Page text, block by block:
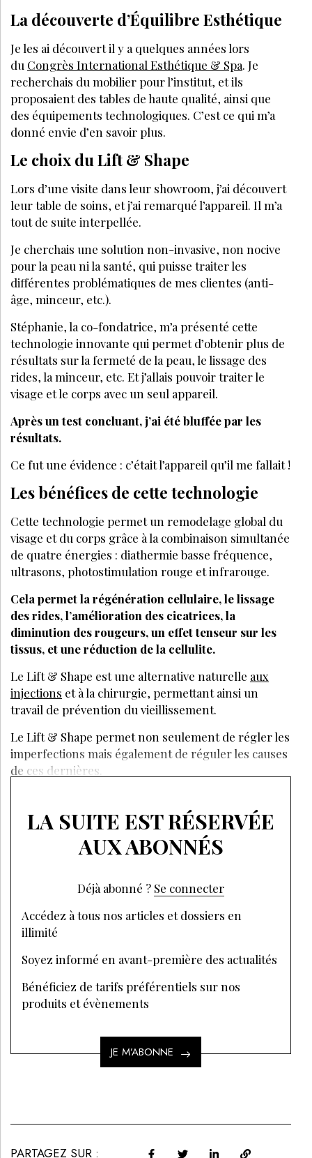
La découverte d’Équilibre Esthétique
Je les ai découvert il y a quelques années lors
du Congrès International Esthétique & Spa. Je
recherchais du mobilier pour l’institut, et ils
proposaient des tables de haute qualité, ainsi que
des équipements technologiques. C’est ce qui m’a
donné envie d’en savoir plus.
Le choix du Lift & Shape
Lors d’une visite dans leur showroom, j’ai découvert
leur table de soins, et j’ai remarqué l’appareil. Il m’a
tout de suite interpellée.
Je cherchais une solution non-invasive, non nocive
pour la peau ni la santé, qui puisse traiter les
différentes problématiques de mes clientes (anti-
âge, minceur, etc.).
Stéphanie, la co-fondatrice, m’a présenté cette
technologie innovante qui permet d’obtenir plus de
résultats sur la fermeté de la peau, le lissage des
rides, la minceur, etc. Et j’allais pouvoir traiter le
visage et le corps avec un seul appareil.
Après un test concluant, j’ai été bluffée par les
résultats.
Ce fut une évidence : c’était l’appareil qu’il me fallait !
Les bénéfices de cette technologie
Cette technologie permet un remodelage global du
visage et du corps grâce à la combinaison simultanée
de quatre énergies : diathermie basse fréquence,
ultrasons, photostimulation rouge et infrarouge.
Cela permet la régénération cellulaire, le lissage
des rides, l’amélioration des cicatrices, la
diminution des rougeurs, un effet tenseur sur les
tissus, et une réduction de la cellulite.
Le Lift & Shape est une alternative naturelle aux
injections et à la chirurgie, permettant ainsi un
travail de prévention du vieillissement.
Le Lift & Shape permet non seulement de régler les
imperfections mais également de réguler les causes
de ces dernières.
LA SUITE EST RÉSERVÉE
AUX ABONNÉS
Déjà abonné ? Se connecter
Accédez à tous nos articles et dossiers en
illimité
Soyez informé en avant-première des actualités
Bénéficiez de tarifs préférentiels sur nos
produits et évènements
JE M’ABONNE
PARTAGEZ SUR :